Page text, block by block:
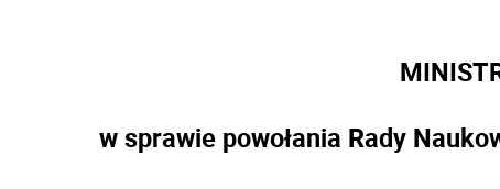
w sprawie powołania Rady